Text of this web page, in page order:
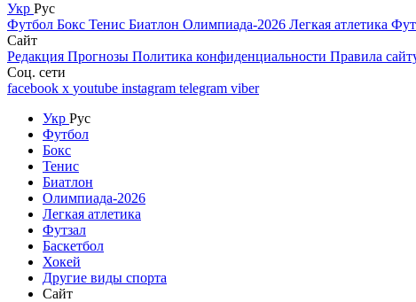
Укр Рус
Футбол Бокс Тенис Биатлон Олимпиада-2026 Легкая атлетика
Сайт
Редакция Прогнозы Политика конфиденциальности Правила
Соц. сети
facebook x youtube instagram telegram viber
Укр Рус
Футбол
Бокс
Тенис
Биатлон
Олимпиада-2026
Легкая атлетика
Футзал
Баскетбол
Хокей
Другие виды спорта
Сайт